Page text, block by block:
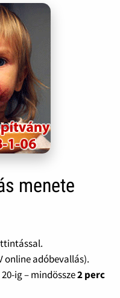
menete
online adóbevallás).
ig – mindössze2 perc